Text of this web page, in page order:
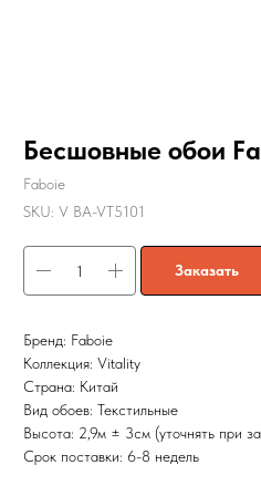
Бесшовные обои
Faboie
SKU: V BA-VT5101
Заказать
Бренд: Faboie
Коллекция: Vitality
Страна: Китай
Вид обоев: Текстильные
Высота: 2,9м ± 3см (уточнять при
Срок поставки: 6-8 недель